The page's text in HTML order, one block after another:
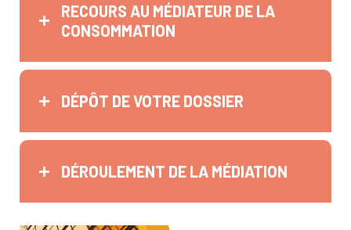
RECOURS AU MÉDIATEUR DE LA
CONSOMMATION
DÉPÔT DE VOTRE DOSSIER
DÉROULEMENT DE LA MÉDIATION